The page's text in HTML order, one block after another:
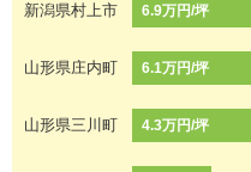
新潟県村上市 6.9万円/坪
山形県庄内町 6.1万円/坪
山形県三川町 4.3万円/坪